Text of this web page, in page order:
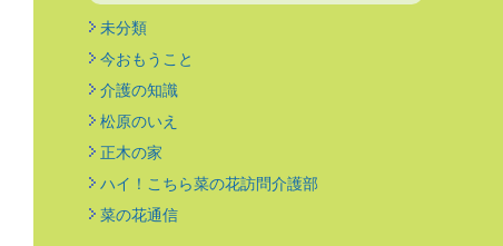
未分類
今おもうこと
介護の知識
松原のいえ
正木の家
ハイ！こちら菜の花訪問介護部
菜の花通信